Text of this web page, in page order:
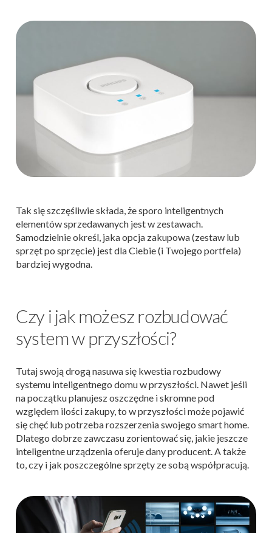
Tak się szczęśliwie składa, że sporo inteligentnych
elementów sprzedawanych jest w zestawach.
Samodzielnie określ, jaka opcja zakupowa (zestaw lub
sprzęt po sprzęcie) jest dla Ciebie (i Twojego portfela)
bardziej wygodna.
Czy i jak możesz rozbudować
system w przyszłości?
Tutaj swoją drogą nasuwa się kwestia rozbudowy
systemu inteligentnego domu w przyszłości. Nawet jeśli
na początku planujesz oszczędne i skromne pod
względem ilości zakupy, to w przyszłości może pojawić
się chęć lub potrzeba rozszerzenia swojego smart home.
Dlatego dobrze zawczasu zorientować się, jakie jeszcze
inteligentne urządzenia oferuje dany producent. A także
to, czy i jak poszczególne sprzęty ze sobą współpracują.